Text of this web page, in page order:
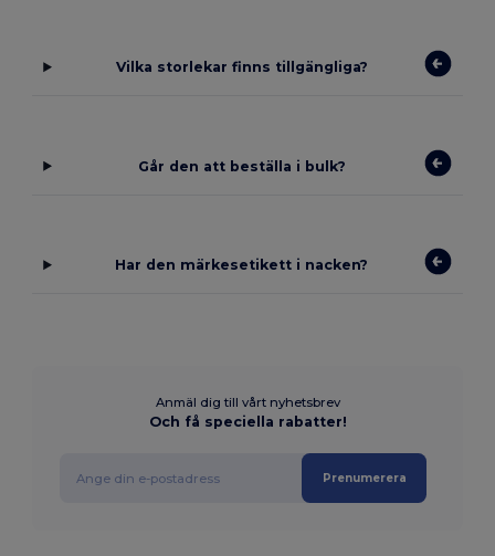
Vilka storlekar finns tillgängliga?
Går den att beställa i bulk?
Har den märkesetikett i nacken?
Anmäl dig till vårt nyhetsbrev
Och få speciella rabatter!
Prenumerera